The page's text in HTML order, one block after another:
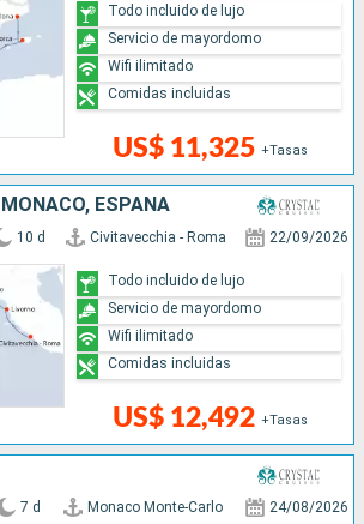
US$ 11,325 +Tasas
Todo incluido de lujo
Servicio de mayordomo
Wifi ilimitado
Comidas incluidas
ESPAÑA
10 d Civitavecchia - Roma 22/09/2026
US$ 12,492 +Tasas
Todo incluido de lujo
Servicio de mayordomo
Wifi ilimitado
Comidas incluidas
7 d Monaco Monte-Carlo 24/08/2026